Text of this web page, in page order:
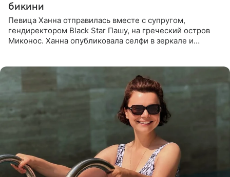
бикини
Певица Ханна отправилась вместе с супругом,
гендиректором Black Star Пашу, на греческий остров
Миконос. Ханна опубликовала селфи в зеркале и